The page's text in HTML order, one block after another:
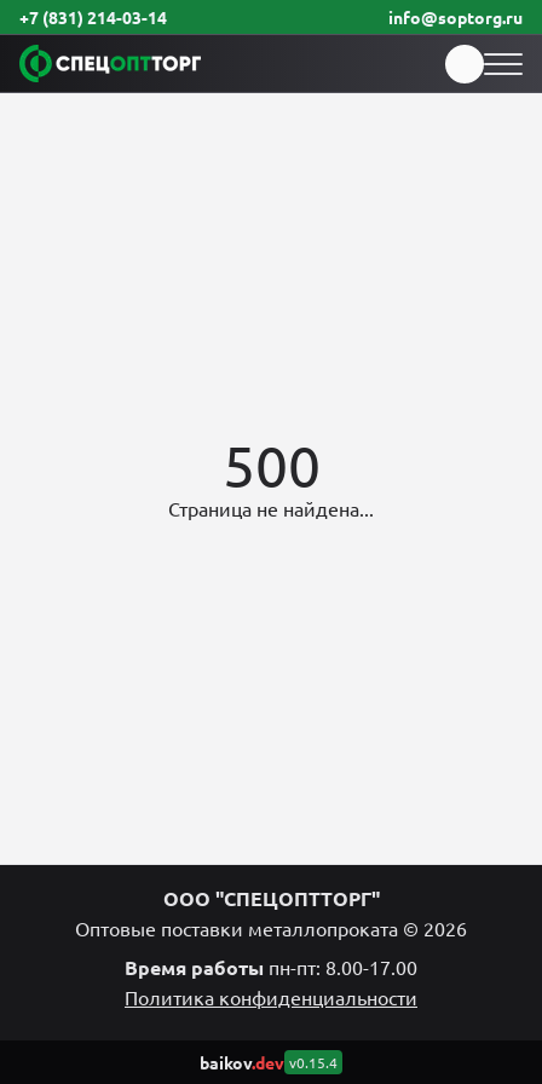
+7 (831) 214-03-14 info@soptorg.ru
500
Страница не найдена...
ООО "СПЕЦОПТТОРГ"
Оптовые поставки металлопроката © 2026
Время работы пн-пт: 8.00-17.00
Политика конфиденциальности
baikov.dev v0.15.4